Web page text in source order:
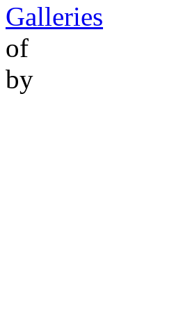
Galleries
of
by